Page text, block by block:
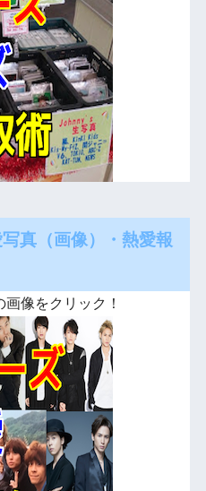
真（画像）・熱愛報
像をクリック！